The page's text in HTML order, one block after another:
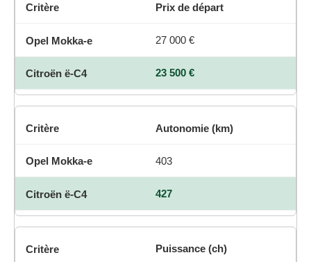
Prix de départ
27 000 €
23 500 €
Autonomie (km)
403
427
Puissance (ch)